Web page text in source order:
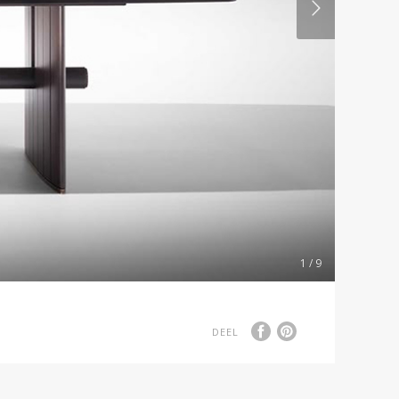
1 / 9
DEEL